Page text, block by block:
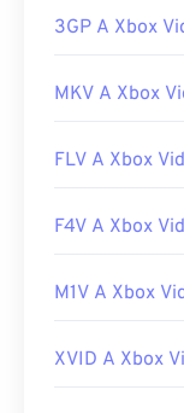
DVR-MS,
sonoVLC
Sviluppato da:
Versione
https://
3GP A Xbox
MKV A Xbox
FLV A Xbox
F4V A Xbox
M1V A Xbox
XVID A Xbox